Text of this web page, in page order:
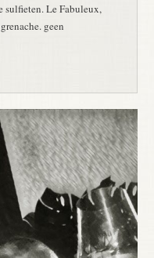
sulfieten. Le Fabuleux,
geen